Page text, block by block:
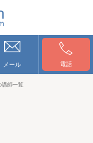
メール 電話
講師一覧